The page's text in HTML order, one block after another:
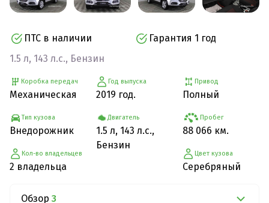
ПТС в наличии
Гарантия 1 год
1.5 л, 143 л.с., Бензин
Коробка передач
Механическая
Тип кузова
Внедорожник
Кол-во владельцев
2 владельца
Год выпуска
2019 год.
Двигатель
1.5 л, 143 л.с.,
Бензин
Привод
Полный
Пробег
88 066 км.
Цвет кузова
Серебряный
Обзор 3